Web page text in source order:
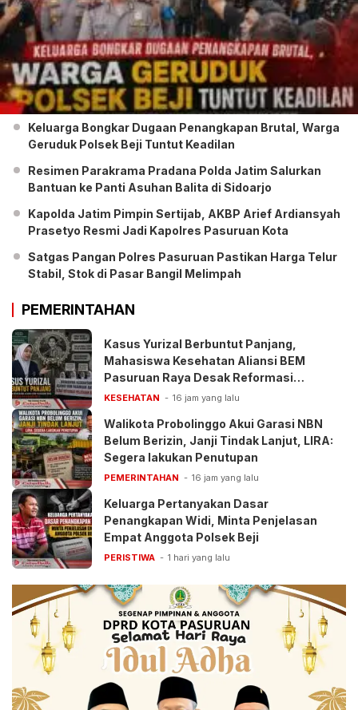
Keluarga Bongkar Dugaan Penangkapan Brutal, Warga
Geruduk Polsek Beji Tuntut Keadilan
Resimen Parakrama Pradana Polda Jatim Salurkan
Bantuan ke Panti Asuhan Balita di Sidoarjo
Kapolda Jatim Pimpin Sertijab, AKBP Arief Ardiansyah
Prasetyo Resmi Jadi Kapolres Pasuruan Kota
Satgas Pangan Polres Pasuruan Pastikan Harga Telur
Stabil, Stok di Pasar Bangil Melimpah
PEMERINTAHAN
Kasus Yurizal Berbuntut Panjang,
Mahasiswa Kesehatan Aliansi BEM
Pasuruan Raya Desak Reformasi
Pelayanan BPJS
KESEHATAN 16 jam yang lalu
Walikota Probolinggo Akui Garasi NBN
Belum Berizin, Janji Tindak Lanjut, LIRA:
Segera lakukan Penutupan
PEMERINTAHAN 16 jam yang lalu
Keluarga Pertanyakan Dasar
Penangkapan Widi, Minta Penjelasan
Empat Anggota Polsek Beji
PERISTIWA 1 hari yang lalu